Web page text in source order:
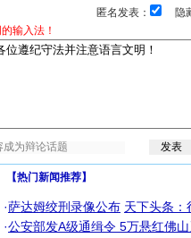
匿名发表：
隐
输入法！
【热门新闻推荐】
·萨达姆绞刑录像公布 天下头条：
·公安部发A级通缉令 5万悬红佛